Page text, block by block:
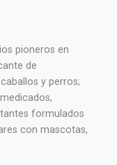
pioneros en
de
y perros;
formulados
con mascotas,